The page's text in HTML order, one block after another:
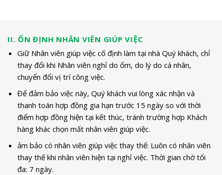
II. ỔN ĐỊNH NHÂN VIÊN GIÚP VIỆC
Giữ Nhân viên giúp việc cố định làm tại nhà Quý khách, chỉ
thay đổi khi Nhân viên nghỉ do ốm, do lý do cá nhân,
chuyển đổi vị trí công việc.
Để đảm bảo việc này, Quý khách vui lòng xác nhận và
thanh toán hợp đồng gia hạn trước 15 ngày so với thời
điểm hợp đồng hiện tại kết thúc, tránh trường hợp Khách
hàng khác chọn mất nhân viên giúp việc.
ảm bảo có nhân viên giúp việc thay thế: Luôn có nhân viên
thay thế khi nhân viên hiện tại nghỉ việc. Thời gian chờ tối
đa: 7 ngày.